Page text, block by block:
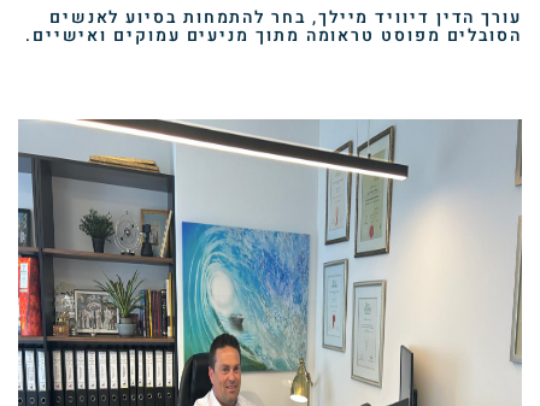
עורך הדין דיוויד מיילך, בחר להתמחות בסיוע לאנשים
הסובלים מפוסט טראומה מתוך מניעים עמוקים ואישיים.